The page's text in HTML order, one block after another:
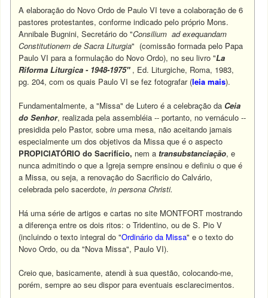
A elaboração do Novo Ordo de Paulo VI teve a colaboração de 6
pastores protestantes, conforme indicado pelo próprio Mons.
Annibale Bugnini, Secretário do "Consilium ad exequandam
Constitutionem de Sacra Liturgia" (comissão formada pelo Papa
Paulo VI para a formulação do Novo Ordo), no seu livro "La
Riforma Liturgica - 1948-1975" , Ed. Liturgiche, Roma, 1983,
pg. 204, com os quais Paulo VI se fez fotografar (leia mais).
Fundamentalmente, a "Missa" de Lutero é a celebração da Ceia
do Senhor, realizada pela assembléia -- portanto, no vernáculo --
presidida pelo Pastor, sobre uma mesa, não aceitando jamais
especialmente um dos objetivos da Missa que é o aspecto
PROPICIATÓRIO do Sacrifício, nem a transubstanciação, e
nunca admitindo o que a Igreja sempre ensinou e definiu o que é
a Missa, ou seja, a renovação do Sacrificio do Calvário,
celebrada pelo sacerdote,in persona Christi.
Há uma série de artigos e cartas no site MONTFORT mostrando
a diferença entre os dois ritos: o Tridentino, ou de S. Pio V
(incluindo o texto integral do "Ordinário da Missa"e o texto do
Novo Ordo, ou da "Nova Missa", Paulo VI).
Creio que, basicamente, atendi à sua questão, colocando-me,
porém, sempre ao seu dispor para eventuais esclarecimentos.